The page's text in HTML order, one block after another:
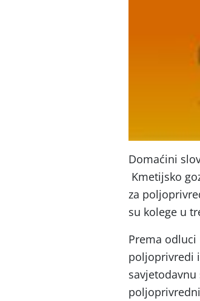
Domaćini
Kmetijsko
za
su kolege u
Prema odluci
poljoprivredi
savjetodavnu